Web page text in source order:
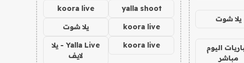
يلا شوت
اليوم
مباشر
yalla shoot
koora live
koora live يلا شوت
koora live
Yalla Live - يلا
لايف